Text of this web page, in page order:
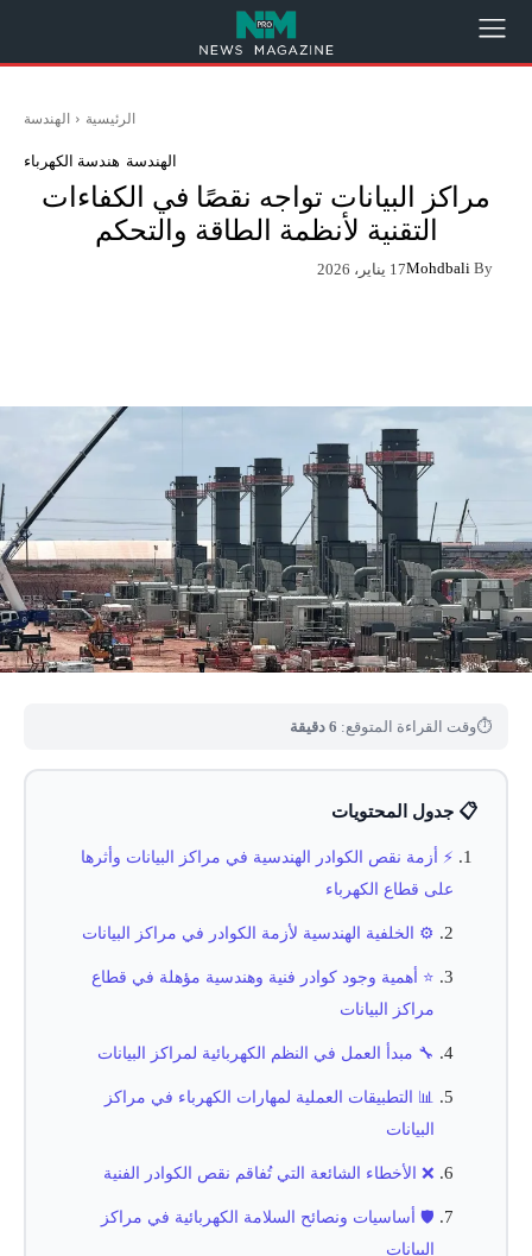
الرئيسية الهندسة
الهندسة هندسة الكهرباء
مراكز البيانات تواجه نقصًا في الكفاءات
التقنية لأنظمة الطاقة والتحكم
By
Mohdbali17 يناير، 2026
⏱وقت القراءة المتوقع: 6 دقيقة
📋 جدول المحتويات
⚡ أزمة نقص الكوادر الهندسية في مراكز البيانات وأثرها
على قطاع الكهرباء
⚙️ الخلفية الهندسية لأزمة الكوادر في مراكز البيانات
⭐ أهمية وجود كوادر فنية وهندسية مؤهلة في قطاع
مراكز البيانات
🔧 مبدأ العمل في النظم الكهربائية لمراكز البيانات
📊 التطبيقات العملية لمهارات الكهرباء في مراكز
البيانات
❌ الأخطاء الشائعة التي تُفاقم نقص الكوادر الفنية
🛡️ أساسيات ونصائح السلامة الكهربائية في مراكز
البيانات